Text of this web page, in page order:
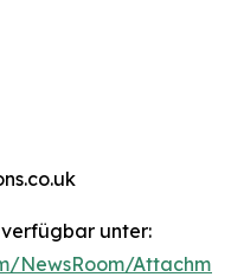
unter:
NewsRoom/